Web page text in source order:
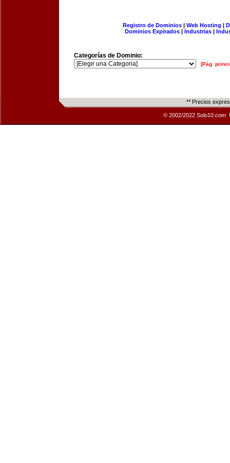
Registro de Dominios| Web Hosting |
Dominios Expirados | Industrias |
Categorías de Dominio:
[Pág.
** Precios
© 2002/2022 Solo10.com